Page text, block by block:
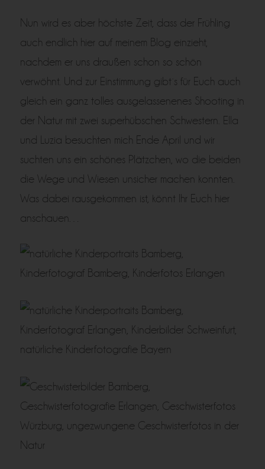
Nun wird es aber höchste Zeit, dass der Frühling
auch endlich hier auf meinem Blog einzieht,
nachdem er uns draußen schon so schön
verwöhnt. Und zur Einstimmung gibt´s für Euch auch
gleich ein ganz tolles ausgelassenenes Shooting in
der Natur mit zwei superhübschen Schwestern. Ella
und Luzia besuchten mich Ende April und wir
suchten uns ein schönes Plätzchen, wo die beiden
die Wege und Wiesen unsicher machen konnten.
Was dabei rausgekommen ist, könnt Ihr Euch hier
anschauen…